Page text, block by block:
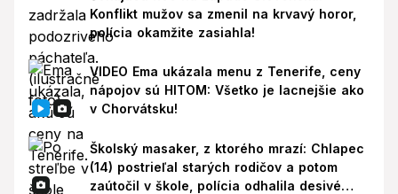
Konflikt mužov sa zmenil na krvavý horor,
polícia okamžite zasiahla!
VIDEO Ema ukázala menu z Tenerife, ceny
nápojov sú HITOM: Všetko je lacnejšie ako
v Chorvátsku!
Školský masaker, z ktorého mrazí: Chlapec
(14) postrieľal starých rodičov a potom
zaútočil v škole, polícia odhalila desivé